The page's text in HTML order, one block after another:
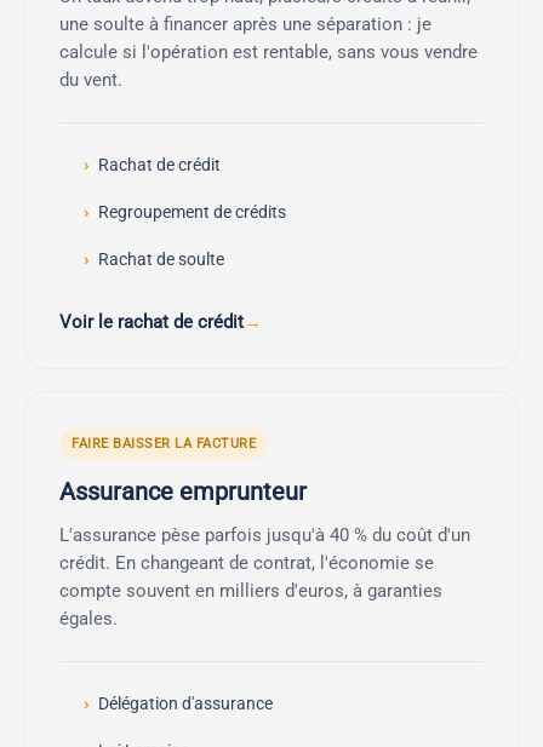
une soulte à financer après une séparation : je
calcule si l'opération est rentable, sans vous vendre
du vent.
Rachat de crédit
Regroupement de crédits
Rachat de soulte
Voir le rachat de crédit
FAIRE BAISSER LA FACTURE
Assurance emprunteur
L'assurance pèse parfois jusqu'à 40 % du coût d'un
crédit. En changeant de contrat, l'économie se
compte souvent en milliers d'euros, à garanties
égales.
Délégation d'assurance